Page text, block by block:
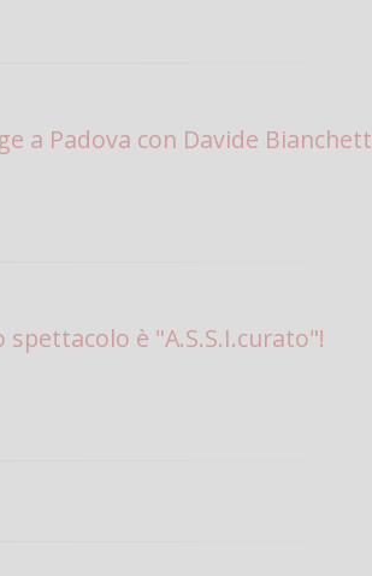
a Padova con Davide
è "A.S.S.I.curato"!